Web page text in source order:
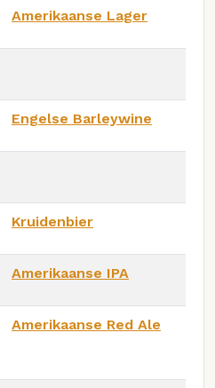
Amerikaanse Lager
Engelse Barleywine
Kruidenbier
Amerikaanse IPA
Amerikaanse Red Ale